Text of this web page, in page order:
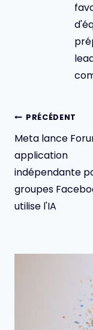
Navigation
de
l’article
PRÉCÉDENT
Meta lance
application
indépendante
groupes
utilise l'IA